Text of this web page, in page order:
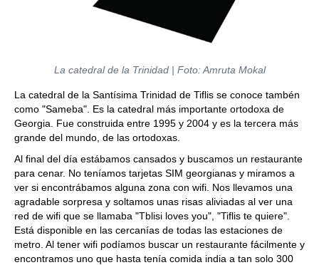
La catedral de la Trinidad | Foto: Amruta Mokal
La catedral de la Santísima Trinidad de Tiflis se conoce tambén
como "Sameba". Es la catedral más importante ortodoxa de
Georgia. Fue construida entre 1995 y 2004 y es la tercera más
grande del mundo, de las ortodoxas.
Al final del día estábamos cansados y buscamos un restaurante
para cenar. No teníamos tarjetas SIM georgianas y miramos a
ver si encontrábamos alguna zona con wifi. Nos llevamos una
agradable sorpresa y soltamos unas risas aliviadas al ver una
red de wifi que se llamaba "Tblisi loves you", "Tiflis te quiere".
Está disponible en las cercanías de todas las estaciones de
metro. Al tener wifi podíamos buscar un restaurante fácilmente y
encontramos uno que hasta tenía comida india a tan solo 300